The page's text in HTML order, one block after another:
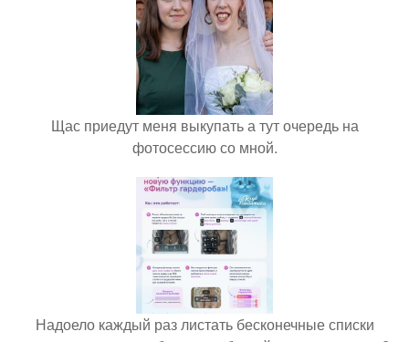
Щас приедут меня выкупать а тут очередь на
фотосессию со мной.
Надоело каждый раз листать бесконечные списки